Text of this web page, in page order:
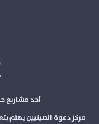
أحد مشاريع
مركز دعوة الصينيين يهتم